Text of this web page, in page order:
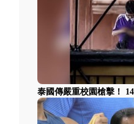
泰國傳嚴重校園槍擊！